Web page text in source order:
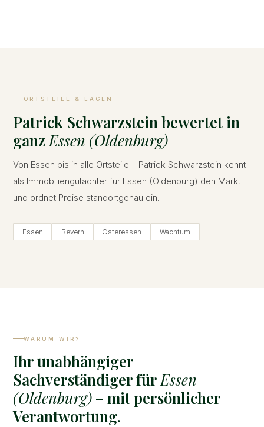
ORTSTEILE & LAGEN
Patrick Schwarzstein bewertet in
ganz Essen (Oldenburg)
Von Essen bis in alle Ortsteile – Patrick Schwarzstein kennt
als Immobiliengutachter für Essen (Oldenburg) den Markt
und ordnet Preise standortgenau ein.
Essen Bevern Osteressen Wachtum
WARUM WIR?
Ihr unabhängiger
Sachverständiger für Essen
(Oldenburg) – mit persönlicher
Verantwortung.